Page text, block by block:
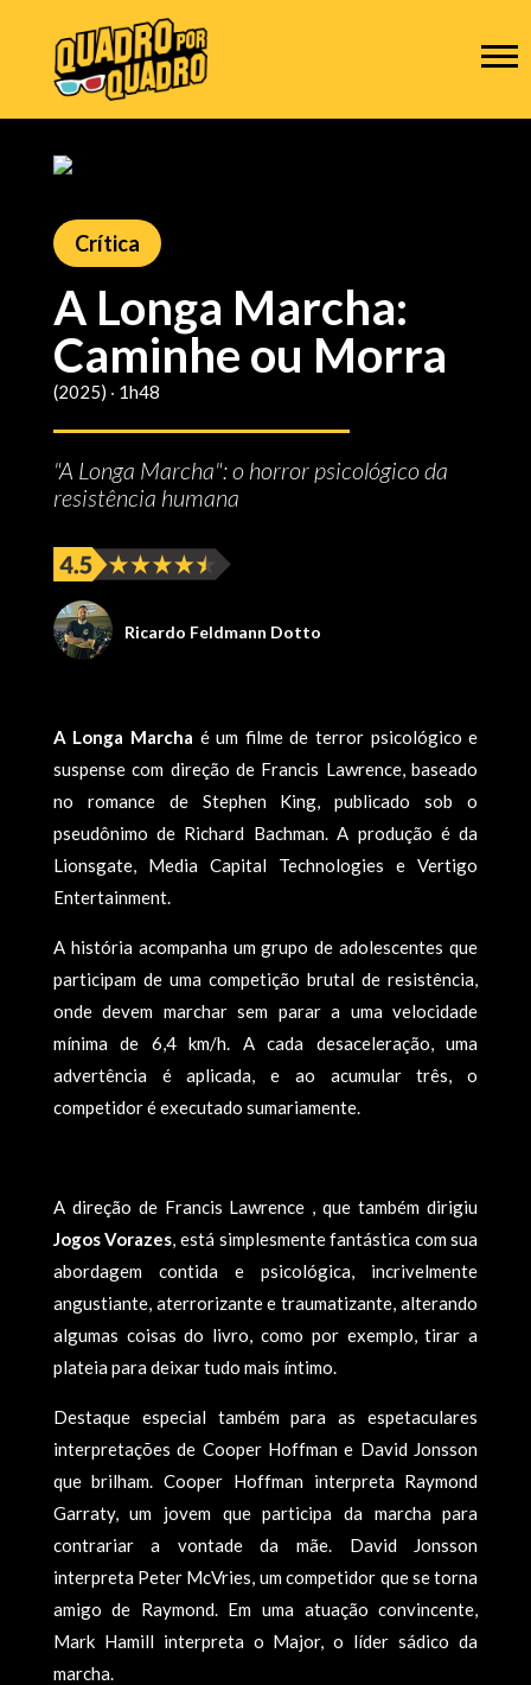
Crítica
A Longa Marcha:
Caminhe ou Morra
(2025) ‧ 1h48
"A Longa Marcha": o horror psicológico da
resistência humana
Ricardo Feldmann Dotto
A Longa Marcha é um filme de terror psicológico e
suspense com direção de Francis Lawrence, baseado
no romance de Stephen King, publicado sob o
pseudônimo de Richard Bachman. A produção é da
Lionsgate, Media Capital Technologies e Vertigo
Entertainment.
A história acompanha um grupo de adolescentes que
participam de uma competição brutal de resistência,
onde devem marchar sem parar a uma velocidade
mínima de 6,4 km/h. A cada desaceleração, uma
advertência é aplicada, e ao acumular três, o
competidor é executado sumariamente.
A direção de Francis Lawrence , que também dirigiu
Jogos Vorazes, está simplesmente fantástica com sua
abordagem contida e psicológica, incrivelmente
angustiante, aterrorizante e traumatizante, alterando
algumas coisas do livro, como por exemplo, tirar a
plateia para deixar tudo mais íntimo.
Destaque especial também para as espetaculares
interpretações de Cooper Hoffman e David Jonsson
que brilham. Cooper Hoffman interpreta Raymond
Garraty, um jovem que participa da marcha para
contrariar a vontade da mãe. David Jonsson
interpreta Peter McVries, um competidor que se torna
amigo de Raymond. Em uma atuação convincente,
Mark Hamill interpreta o Major, o líder sádico da
marcha.